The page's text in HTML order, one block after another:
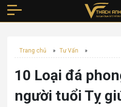
Trang chủ » Tư Vấn »
10 Loại đá
người tuổi Tỵ